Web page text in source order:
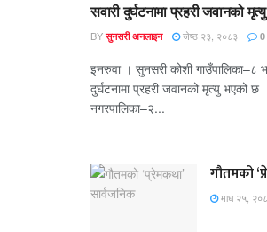
सवारी दुर्घटनामा प्रहरी जवानको मृत्यु
BY सुनसरी अनलाइन जेष्ठ २३, २०८३ 0
इनरुवा । सुनसरी कोशी गाउँपालिका–८
दुर्घटनामा प्रहरी जवानको मृत्यु भएको छ
नगरपालिका–२...
गौतमको
माघ २५,